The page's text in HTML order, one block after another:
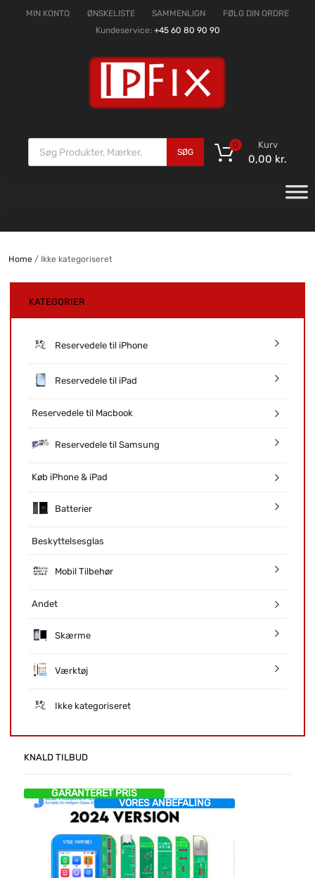
MIN KONTO ØNSKELISTE SAMMENLIGN
FØLG DIN ORDRE
Kundeservice: +45 60 80 90 90
SØG
Kurv
0,00 kr.
0
Home/ Ikke kategoriseret
KATEGORIER
Reservedele til iPhone
Reservedele til iPad
Reservedele til Macbook
Reservedele til Samsung
Køb iPhone & iPad
Batterier
Beskyttelsesglas
Mobil Tilbehør
Andet
Skærme
Værktøj
Ikke kategoriseret
KNALD TILBUD
GARANTERET PRIS
VORES ANBEFALING